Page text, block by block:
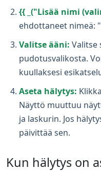
{{ _("Lisää nimi
ehdottaneet nimeä:
Valitse ääni: Valitse
pudotusvalikosta.
kuullaksesi
Aseta hälytys:
Näyttö muuttuu
ja laskurin. Jos
päivittää sen.
Kun hälytys on